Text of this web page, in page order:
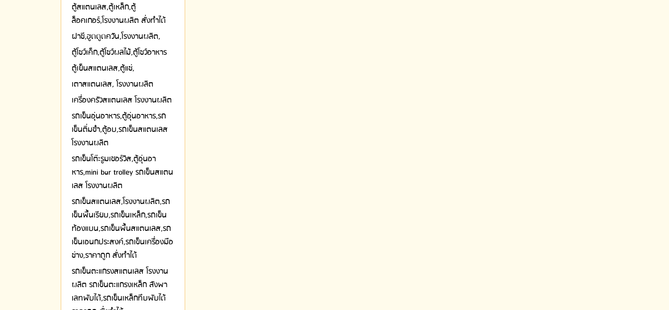
ตู้สแตนเลส,ตู้เหล็ก,ตู้
ล็อคเกอร์,โรงงานผลิต สั่งทำได้
ฝาชี,ฮูดดูดควัน,โรงงานผลิต,
ตู้โชว์เค็ก,ตู้โชว์ผลไม้,ตู้โชว์อาหาร
ตู้เย็นสแตนเลส,ตู้แช่,
เตาสแตนเลส, โรงงานผลิต
เครื่องครัวสแตนเลส โรงงานผลิต
รถเข็นอุ่นอาหาร,ตู้อุ่นอาหาร,รถ
เข็นติ่มซำ,ตู้อบ,รถเข็นสแตนเลส
โรงงานผลิต
รถเข็นโต๊ะรูมเซอร์วิส,ตู้อุ่นอา
หาร,mini bar trolley รถเข็นสแตน
เลส โรงงานผลิต
รถเข็นสแตนเลส,โรงงานผลิต,รถ
เข็นพื้นเรียบ,รถเข็นเหล็ก,รถเข็น
ท้องแบน,รถเข็นพื้นสแตนเลส,รถ
เข็นเอนกประสงค์,รถเข็นเครื่องมือ
ช่าง,ราคาถูก สั่งทำได้
รถเข็นตะแกรงสแตนเลส โรงงาน
ผลิต รถเข็นตะแกรงเหล็ก ลังพา
เลทพับได้,รถเข็นเหล็กทึบพับได้